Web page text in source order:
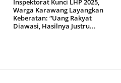
Inspektorat Kunci LHP 2025,
Warga Karawang Layangkan
Keberatan: “Uang Rakyat
Diawasi, Hasilnya Justru...